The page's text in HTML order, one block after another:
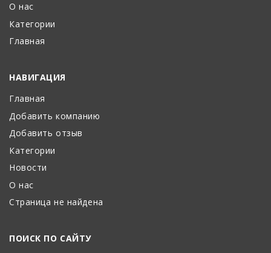
О нас
Категории
Главная
НАВИГАЦИЯ
Главная
Добавить компанию
Добавить отзыв
Категории
Новости
О нас
Страница не найдена
ПОИСК ПО САЙТУ